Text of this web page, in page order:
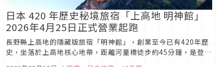
日本 420 年歷史秘境旅宿「上高地 明神館」
2026年4月25日正式營業起跑
長野縣上高地的隱藏版旅宿「明神館」，創業至今已有420年歷
史，坐落於上高地核心地帶，距離河童橋徒步約45分鐘，是登山